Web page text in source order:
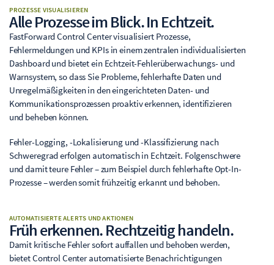
PROZESSE VISUALISIEREN
Alle Prozesse im Blick. In Echtzeit.
FastForward Control Center visualisiert Prozesse,
Fehlermeldungen und KPIs in einem zentralen individualisierten
Dashboard und bietet ein Echtzeit-Fehlerüberwachungs- und
Warnsystem, so dass Sie Probleme, fehlerhafte Daten und
Unregelmäßigkeiten in den eingerichteten Daten- und
Kommunikationsprozessen proaktiv erkennen, identifizieren
und beheben können.
Fehler-Logging, -Lokalisierung und -Klassifizierung nach
Schweregrad erfolgen automatisch in Echtzeit. Folgenschwere
und damit teure Fehler – zum Beispiel durch fehlerhafte Opt-In-
Prozesse – werden somit frühzeitig erkannt und behoben.
AUTOMATISIERTE ALERTS UND AKTIONEN
Früh erkennen. Rechtzeitig handeln.
Damit kritische Fehler sofort auffallen und behoben werden,
bietet Control Center automatisierte Benachrichtigungen